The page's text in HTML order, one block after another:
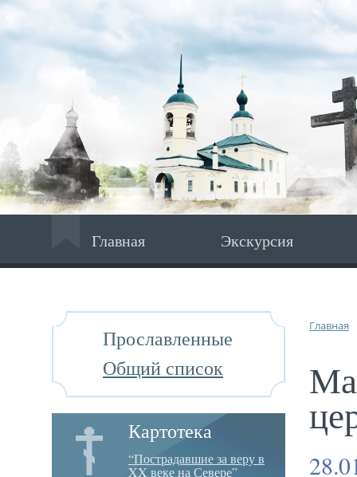
Главная Экскурсия
Прославленные
Общий список
Картотека
“Пострадавшие за веру в
XX веке на Севере”
Главная